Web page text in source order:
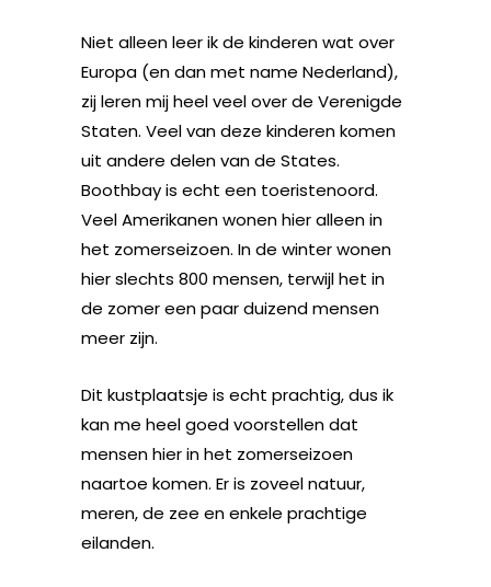
Niet alleen leer ik de kinderen wat over
Europa (en dan met name Nederland),
zij leren mij heel veel over de Verenigde
Staten. Veel van deze kinderen komen
uit andere delen van de States.
Boothbay is echt een toeristenoord.
Veel Amerikanen wonen hier alleen in
het zomerseizoen. In de winter wonen
hier slechts 800 mensen, terwijl het in
de zomer een paar duizend mensen
meer zijn.
Dit kustplaatsje is echt prachtig, dus ik
kan me heel goed voorstellen dat
mensen hier in het zomerseizoen
naartoe komen. Er is zoveel natuur,
meren, de zee en enkele prachtige
eilanden.